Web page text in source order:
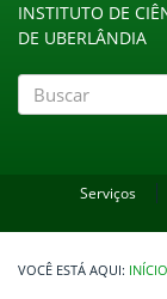
INSTITUTO DE
DE UBERLÂNDIA
Serviços
INÍCIO